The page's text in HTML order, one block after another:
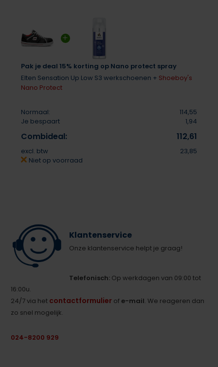
Pak je deal 15% korting op Nano protect spray
Elten Sensation Up Low S3 werkschoenen + Shoeboy's
Nano Protect
Normaal:
114,55
Je bespaart
1,94
Combideal: 112,61
excl. btw
23,85
Niet op voorraad
Klantenservice
Onze klantenservice helpt je graag!
Telefonisch: Op werkdagen van 09:00 tot
16:00u.
24/7 via het contactformulier ofe-mail. We reageren dan
zo snel mogelijk.
024-8200 929